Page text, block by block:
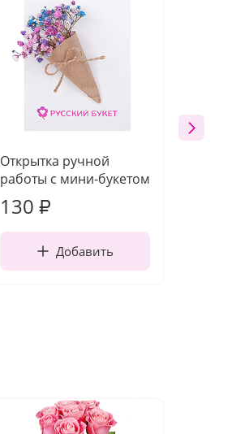
Открытка ручной
работы с мини-букетом
130 ₽
Добавить